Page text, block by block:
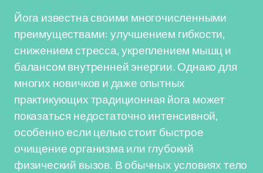
Йога известна своими многочисленными
преимуществами: улучшением гибкости,
снижением стресса, укреплением мышц и
балансом внутренней энергии. Однако для
многих новичков и даже опытных
практикующих традиционная йога может
показаться недостаточно интенсивной,
особенно если целью стоит быстрое
очищение организма или глубокий
физический вызов. В обычных условиях тело